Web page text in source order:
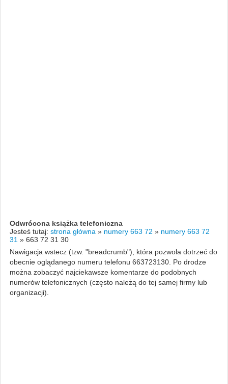
Odwrócona książka telefoniczna
Jesteś tutaj: strona główna » numery 663 72 » numery 663 72
31 » 663 72 31 30
Nawigacja wstecz (tzw. "breadcrumb"), która pozwola dotrzeć do
obecnie oglądanego numeru telefonu 663723130. Po drodze
można zobaczyć najciekawsze komentarze do podobnych
numerów telefonicznych (często należą do tej samej firmy lub
organizacji).